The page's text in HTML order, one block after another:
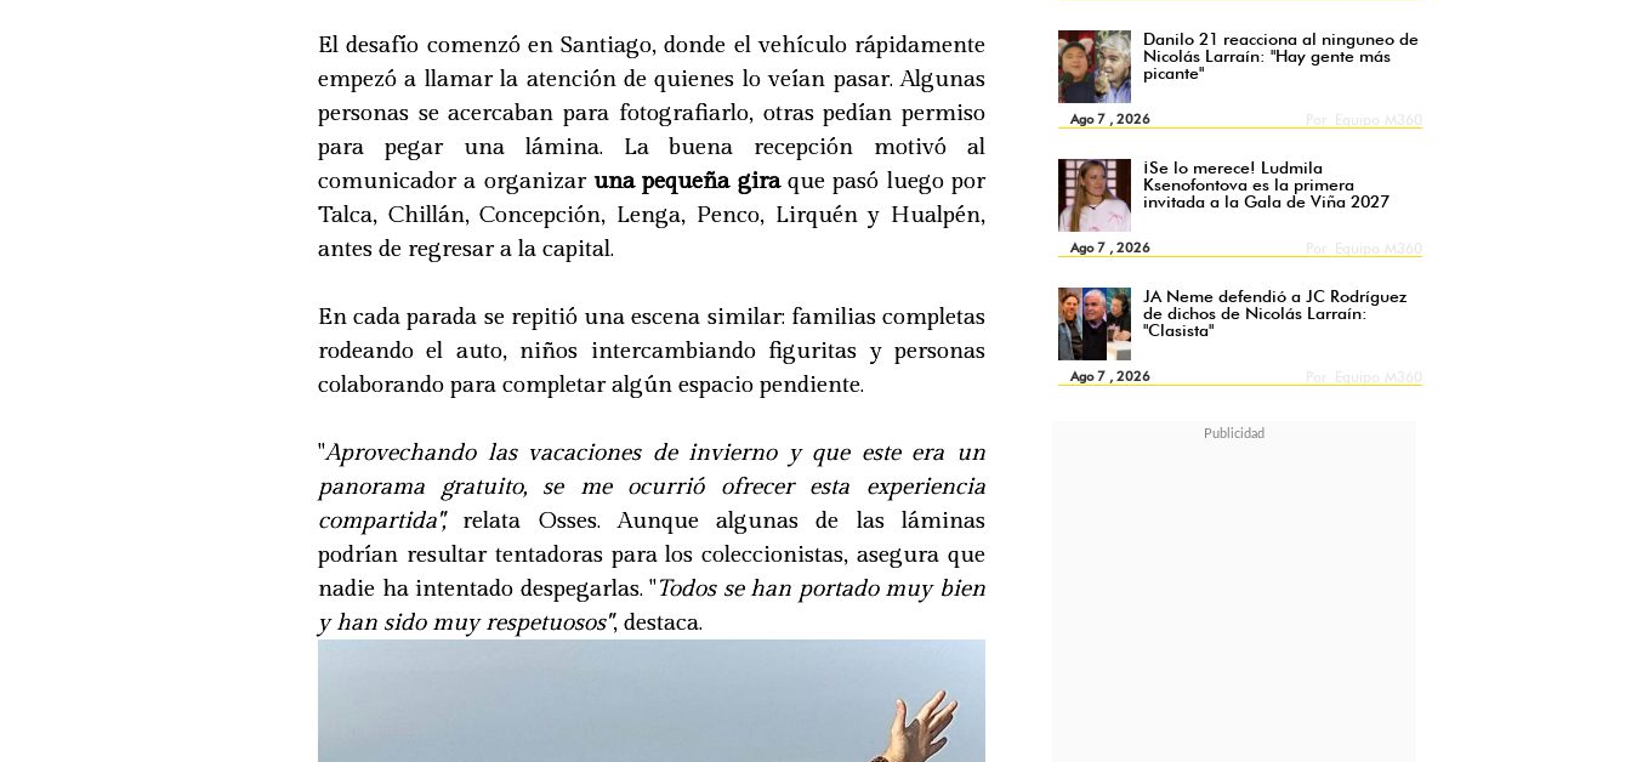
Danilo 21 reacciona al ninguneo de
Nicolás Larraín: "Hay gente más
picante"
Ago 7 , 2026
¡Se lo merece! Ludmila
Ksenofontova es la primera
invitada a la Gala de Viña 2027
Ago 7 , 2026
JA Neme defendió a JC Rodríguez
de dichos de Nicolás Larraín:
"Clasista"
Ago 7 , 2026
El desafío comenzó en Santiago, donde el vehículo rápidamente
empezó a llamar la atención de quienes lo veían pasar. Algunas
personas se acercaban para fotografiarlo, otras pedían permiso
para pegar una lámina. La buena recepción motivó al
comunicador a organizar una pequeña giraque pasó luego por
Talca, Chillán, Concepción, Lenga, Penco, Lirquén y Hualpén,
antes de regresar a la capital.
En cada parada se repitió una escena similar: familias completas
rodeando el auto, niños intercambiando figuritas y personas
colaborando para completar algún espacio pendiente.
"Aprovechando las vacaciones de invierno y que este era un
panorama gratuito, se me ocurrió ofrecer esta experiencia
compartida",relata Osses. Aunque algunas de las láminas
podrían resultar tentadoras para los coleccionistas, asegura que
nadie ha intentado despegarlas. "Todos se han portado muy bien
y han sido muy respetuosos", destaca.